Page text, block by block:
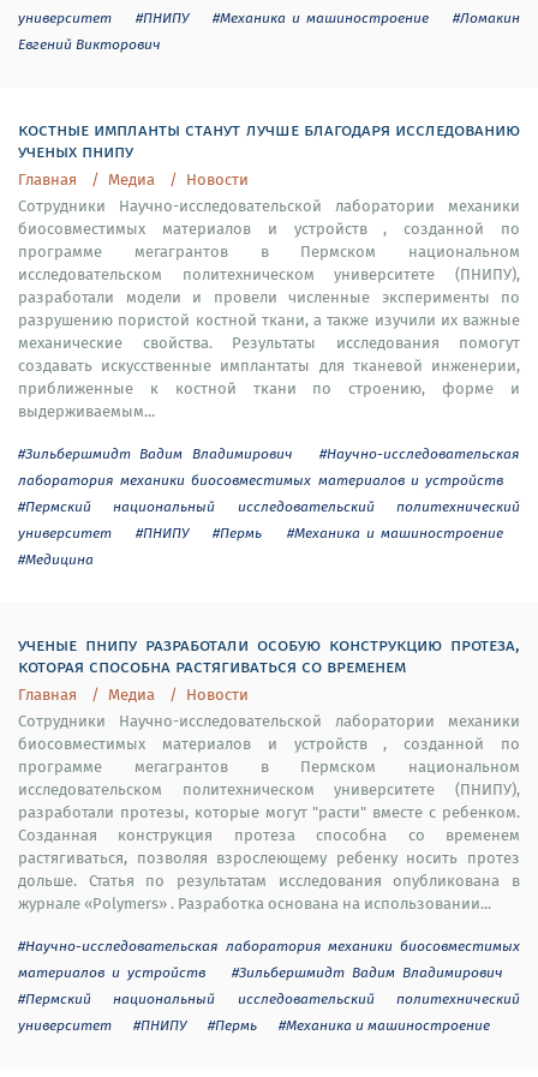
университет
#ПНИПУ #Механика и машиностроение
#Ломакин
Евгений Викторович
костные импланты станут лучше благодаря исследованию
ученых пнипу
Главная Медиа
Новости
Сотрудники Научно-исследовательской лаборатории механики
биосовместимых материалов и устройств , созданной по
программе мегагрантов в Пермском национальном
исследовательском политехническом университете (ПНИПУ),
разработали модели и провели численные эксперименты по
разрушению пористой костной ткани, а также изучили их важные
механические свойства. Результаты исследования помогут
создавать искусственные имплантаты для тканевой инженерии,
приближенные к костной ткани по строению, форме и
выдерживаемым...
#Зильбершмидт Вадим Владимирович
#Научно-исследовательская
лаборатория механики биосовместимых материалов и устройств
#Пермский национальный исследовательский политехнический
университет
#ПНИПУ #Пермь
#Механика и машиностроение
#Медицина
ученые пнипу разработали особую конструкцию протеза,
которая способна растягиваться со временем
Главная Медиа
Новости
Сотрудники Научно-исследовательской лаборатории механики
биосовместимых материалов и устройств , созданной по
программе мегагрантов в Пермском национальном
исследовательском политехническом университете (ПНИПУ),
разработали протезы, которые могут "расти" вместе с ребенком.
Созданная конструкция протеза способна со временем
растягиваться, позволяя взрослеющему ребенку носить протез
дольше. Статья по результатам исследования опубликована в
журнале «Polymers» . Разработка основана на использовании...
#Научно-исследовательская лаборатория механики биосовместимых
материалов и устройств
#Зильбершмидт Вадим Владимирович
#Пермский национальный исследовательский политехнический
университет
#ПНИПУ #Пермь #Механика и машиностроение